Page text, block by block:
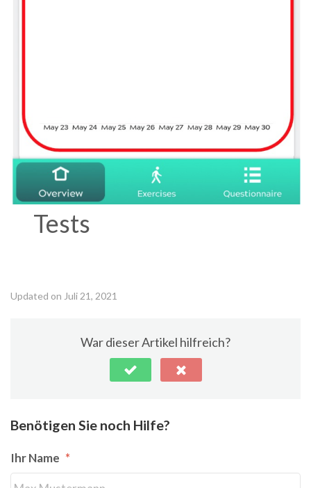
Tests
Updated on Juli 21, 2021
War dieser Artikel hilfreich?
Benötigen Sie noch Hilfe?
Ihr Name *